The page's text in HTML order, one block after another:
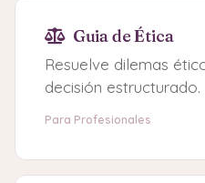
Guia de Ética
Resuelve dilemas
decisión estructurado.
Para Profesionales